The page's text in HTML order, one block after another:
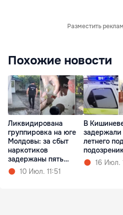
Разместить
Похожие новости
Ликвидирована
группировка на юге
Молдовы: за сбыт
наркотиков
задержаны пять
человек
10 Июл. 11:51
В
задержали
летнего
16 Июл.